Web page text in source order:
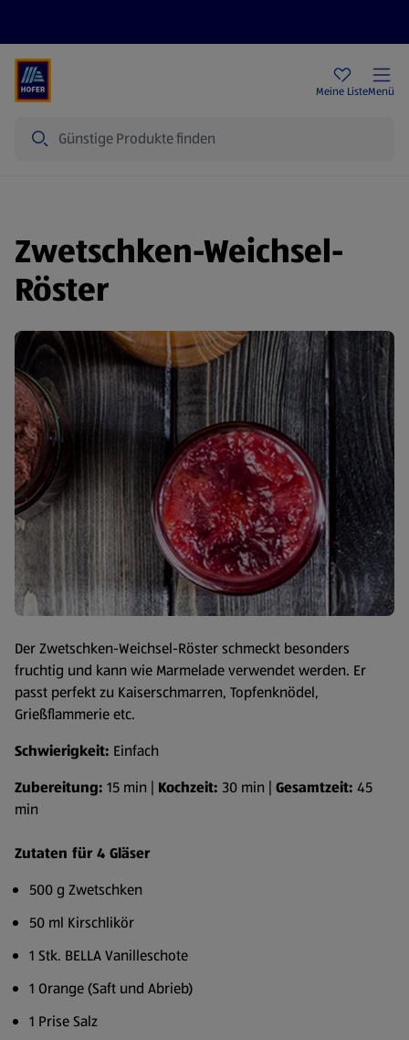
Meine ListeMenü
Zwetschken-Weichsel-
Röster
Der Zwetschken-Weichsel-Röster schmeckt besonders
fruchtig und kann wie Marmelade verwendet werden. Er
passt perfekt zu Kaiserschmarren, Topfenknödel,
Grießflammerie etc.
Schwierigkeit: Einfach
Zubereitung: 15 min | Kochzeit: 30 min | Gesamtzeit: 45
min
Zutaten für 4 Gläser
500 g Zwetschken
50 ml Kirschlikör
1 Stk. BELLA Vanilleschote
1 Orange (Saft und Abrieb)
1 Prise Salz